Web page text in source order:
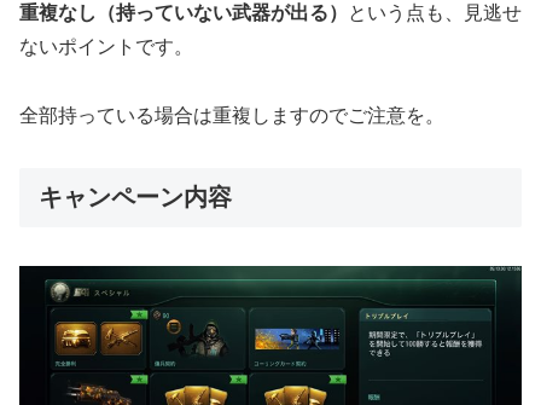
重複なし（持っていない武器が出る）
という点も、見逃せ
ないポイントです。
全部持っている場合は重複しますのでご注意を。
キャンペーン内容